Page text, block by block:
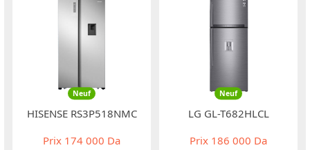
Neuf
HISENSE RS3P518NMC
Prix 174 000 Da
Neuf
LG GL-T682HLCL
Prix 186 000 Da